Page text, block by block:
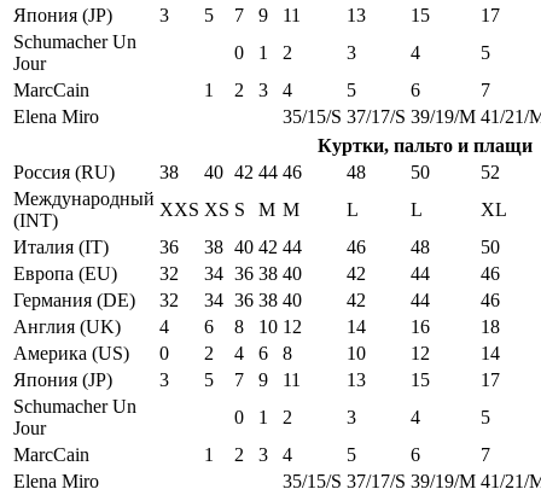
Япония (JP)
3 5 7 9 11 13 15
17
Schumacher Un
Jour
0 1 2 3 4
5
MarcCain
1 2 3 4 5 6
7
Elena Miro
35/15/S 37/17/S 39/19/M 41/21/
Куртки, пальто и плащи
Россия (RU)
38 40 42 44 46 48 50
52
Международный
(INT)
XXS XS S M M L L
XL
Италия (IT)
36 38 40 42 44 46 48
50
Европа (EU)
32 34 36 38 40 42 44
46
Германия (DE)
32 34 36 38 40 42 44
46
Англия (UK)
4 6 8 10 12 14 16
18
Америка (US)
0 2 4 6 8 10 12
14
Япония (JP)
3 5 7 9 11 13 15
17
Schumacher Un
Jour
0 1 2 3 4
5
MarcCain
1 2 3 4 5 6
7
Elena Miro
35/15/S 37/17/S 39/19/M 41/21/